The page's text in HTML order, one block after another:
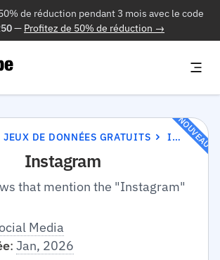
de réduction pendant 3 mois avec le code
— Profitez de 50% de réduction →
JEUX DE DONNÉES GRATUITS INSTAGRAM
Instagram
that mention the "Instagram"
NOUVEAU
Media
: Jan, 2026